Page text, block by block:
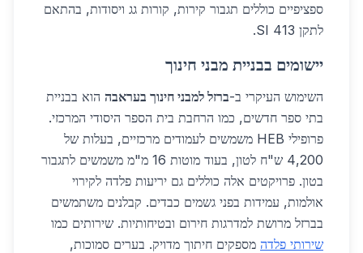
ספציפיים כוללים תגבור קירות, קורות גג ויסודות, בהתאם
לתקן SI 413.
יישומים בבניית מבני חינוך
השימוש העיקרי ב-ברזל למבני חינוך בעראבה הוא בבניית
בתי ספר חדשים, כמו הרחבת בית הספר היסודי המרכזי.
פרופילי HEB משמשים לעמודים מרכזיים, בעלות של
4,200 ש"ח לטון, בעוד מוטות 16 מ"מ משמשים לתגבור
בטון. פרויקטים אלה כוללים גם יריעות פלדה לקירוי
אולמות, עמידות בפני גשמים כבדים. קבלנים משתמשים
בברזל מרושת למדרגות חירום ובטיחותיות. שירותים כמו
שירותי פלדה מספקים חיתוך מדויק. בערים סמוכות,